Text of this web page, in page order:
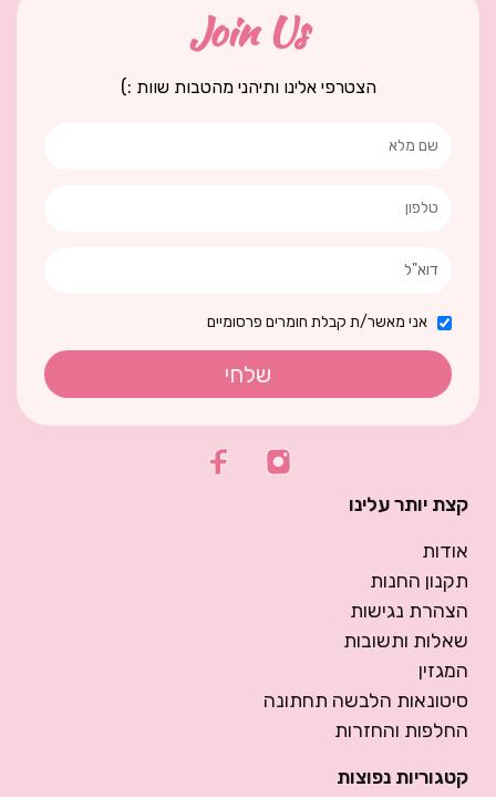
Join Us
הצטרפי אלינו ותיהני מהטבות שוות :)
אני מאשר/ת קבלת חומרים פרסומיים
שלחי
קצת יותר עלינו
אודות
תקנון החנות
הצהרת נגישות
שאלות ותשובות
המגזין
סיטונאות הלבשה תחתונה
החלפות והחזרות
קטגוריות נפוצות